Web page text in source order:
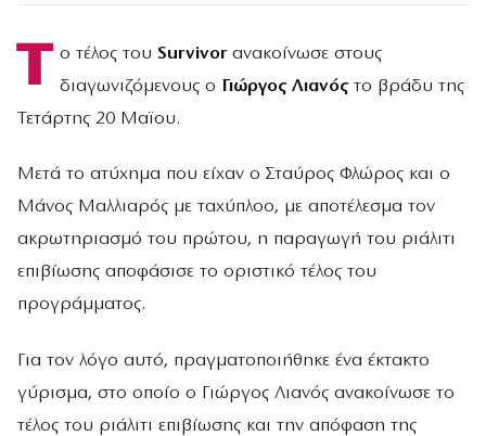
Τ ο τέλος του Survivorανακοίνωσε στους
διαγωνιζόμενους ο Γιώργος Λιανόςτο βράδυ της
Τετάρτης 20 Μαϊου.
Μετά το ατύχημα που είχαν ο Σταύρος Φλώρος και ο
Μάνος Μαλλιαρός με ταχύπλοο, με αποτέλεσμα τον
ακρωτηριασμό του πρώτου, η παραγωγή του ριάλιτι
επιβίωσης αποφάσισε το οριστικό τέλος του
προγράμματος.
Για τον λόγο αυτό, πραγματοποιήθηκε ένα έκτακτο
γύρισμα, στο οποίο ο Γιώργος Λιανός ανακοίνωσε το
τέλος του ριάλιτι επιβίωσης και την απόφαση της